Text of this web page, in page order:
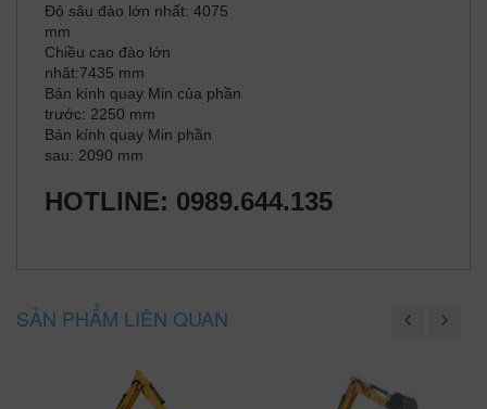
Độ sâu đào lớn nhất: 4075
mm
Chiều cao đào lớn
nhât:7435 mm
Bán kính quay Min của phần
trước: 2250 mm
Bán kính quay Min phần
sau: 2090 mm
HOTLINE: 0989.644.135
SẢN PHẨM LIÊN QUAN